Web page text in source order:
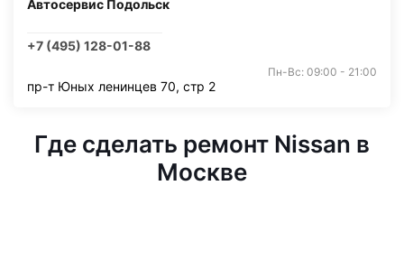
Автосервис Подольск
+7 (495) 128-01-88
Пн-Вс: 09:00 - 21:00
пр-т Юных ленинцев 70, стр 2
Где сделать ремонт Nissan в
Москве